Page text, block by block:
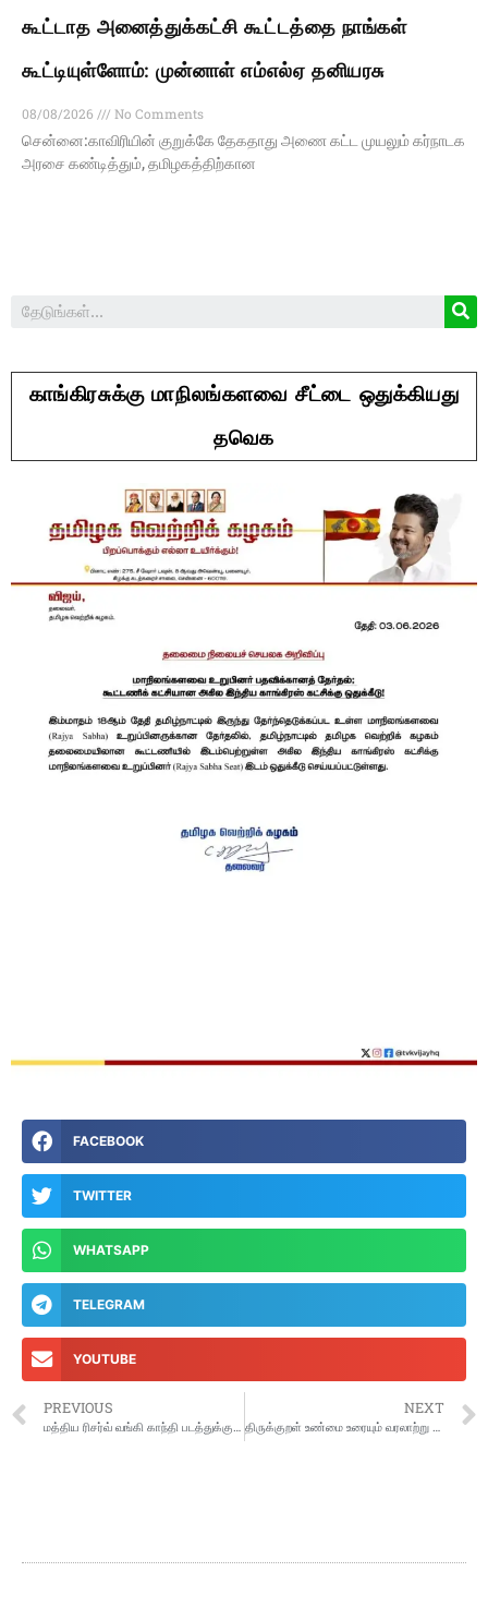
கூட்டாத அனைத்துக்கட்சி கூட்டத்தை நாங்கள்
கூட்டியுள்ளோம்: முன்னாள் எம்எல்ஏ தனியரசு
08/08/2026
No Comments
சென்னை:காவிரியின் குறுக்கே தேகதாது அணை கட்ட முயலும் கர்நாடக
அரசை கண்டித்தும், தமிழகத்திற்கான
காங்கிரசுக்கு மாநிலங்களவை சீட்டை ஒதுக்கியது
தவெக
FACEBOOK
TWITTER
WHATSAPP
TELEGRAM
YOUTUBE
PREVIOUS NEXT